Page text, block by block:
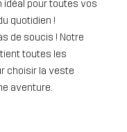
idéal pour toutes vos
quotidien !
de soucis ! Notre
toutes les
choisir la veste
aventure.